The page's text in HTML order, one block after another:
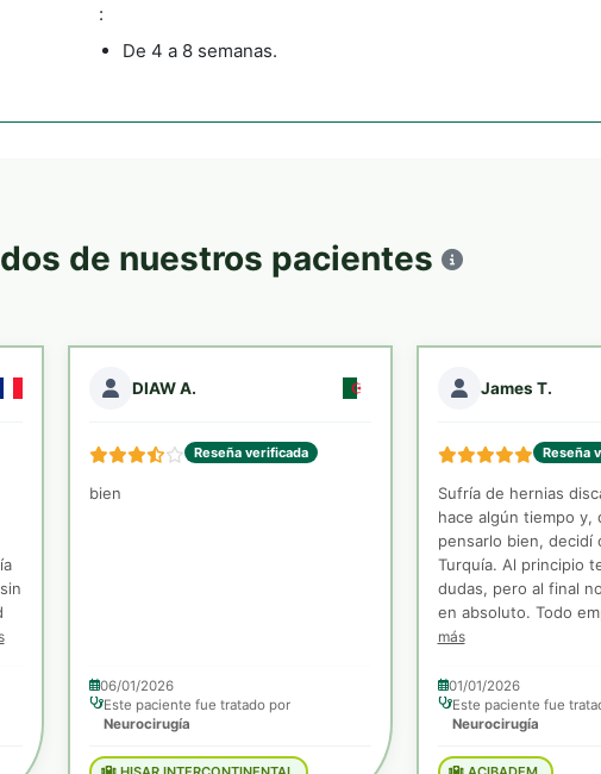
:
De 4 a 8 semanas.
de nuestros pacientes
DIAW A.
Reseña verificada
bien
06/01/2026
Este paciente fue tratado por
Neurocirugía
James T.
Reseña
Sufría de hernias
hace algún tiempo y,
pensarlo bien, decidí
Turquía. Al principio
dudas, pero al final
en absoluto. Todo
más
01/01/2026
Este paciente fue
Neurocirugía